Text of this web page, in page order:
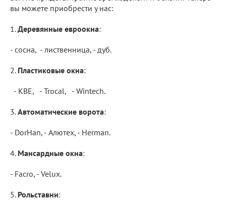
вы можете приобрести у нас:
1.Деревянные евроокна:
- сосна, - лиственница, - дуб.
2. Пластиковые окна:
- KBE, - Trocal, - Wintech.
3.Автоматические ворота:
- DorHan, - Алютех, - Herman.
4. Мансардные окна:
- Facro, - Velux.
5. Рольставни: